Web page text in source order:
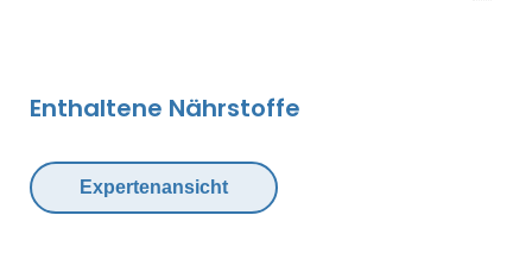
Enthaltene Nährstoffe
Expertenansicht